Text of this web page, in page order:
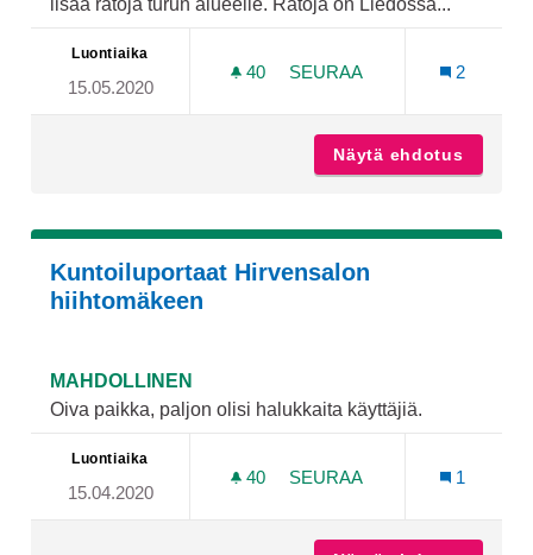
lisää ratoja turun alueelle. Ratoja on Liedossa...
Luontiaika
15.05.2020
40 40 SEURAAJAA
SEURAA
2
Näytä ehdotus
Kuntoiluportaat Hirvensalon
hiihtomäkeen
MAHDOLLINEN
Oiva paikka, paljon olisi halukkaita käyttäjiä.
Luontiaika
15.04.2020
40 40 SEURAAJAA
SEURAA
1